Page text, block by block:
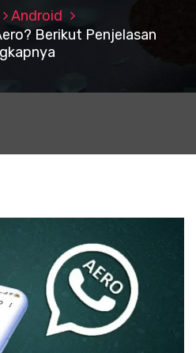
Android
Berikut Penjelasan